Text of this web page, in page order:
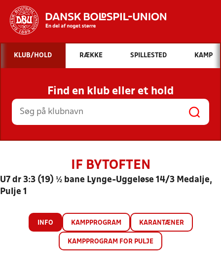
Hvad vil du søge efter?
INDHOLD OG NYHEDER
STILLINGER, RESULTATER, KLUBBER OG
HOLD
KLUB/HOLD RÆKKE SPILLESTED KAMP
Find en klub eller et hold
IF BYTOFTEN
U7 dr 3:3 (19) ½ bane Lynge-Uggeløse 14/3 Medalje,
Pulje 1
INFO KAMPPROGRAM KARANTÆNER
KAMPPROGRAM FOR PULJE